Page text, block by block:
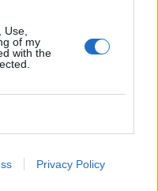
of my
with the
Privacy Policy